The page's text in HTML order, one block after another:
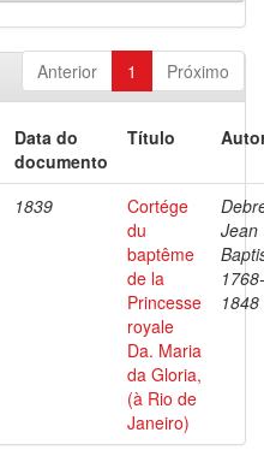
Anterior 1 Próximo
Data do
documento
Título
1839
Cortége
du
baptême
de la
Princesse
royale
Da. Maria
da Gloria,
(à Rio de
Janeiro)
Jean
1768-
1848